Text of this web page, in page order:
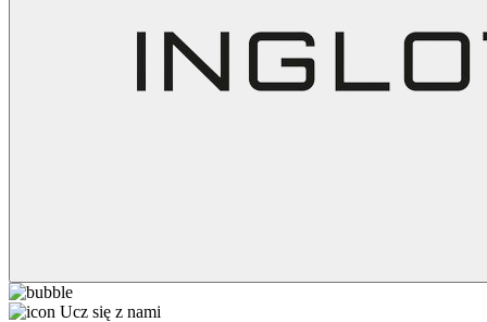
Ucz się z nami